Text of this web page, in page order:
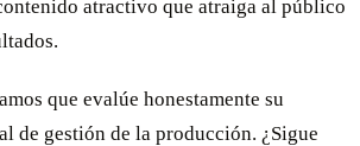
atractivo que atraiga al público
que evalúe honestamente su
de gestión de la producción. ¿Sigue